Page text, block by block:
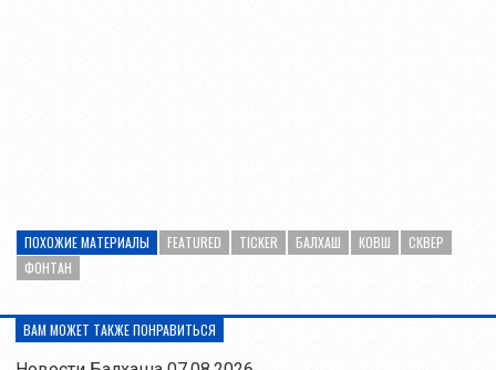
ПОХОЖИЕ МАТЕРИАЛЫ FEATURED TICKER БАЛХАШ КОВШ
СКВЕР
ФОНТАН
ВАМ МОЖЕТ ТАКЖЕ ПОНРАВИТЬСЯ